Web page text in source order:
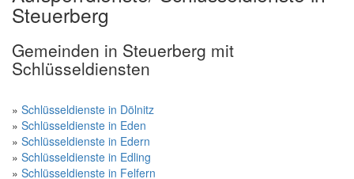
Steuerberg
Gemeinden in Steuerberg mit
Schlüsseldiensten
» Schlüsseldienste in Dölnitz
» Schlüsseldienste in Eden
» Schlüsseldienste in Edern
» Schlüsseldienste in Edling
» Schlüsseldienste in Felfern